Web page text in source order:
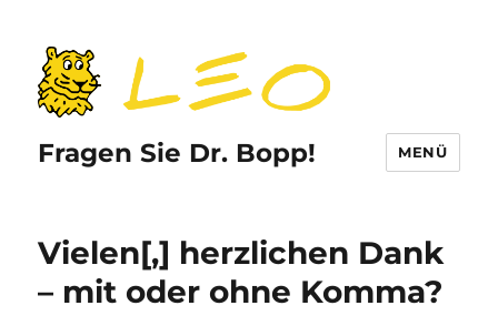
Fragen Sie Dr. Bopp! MENÜ
Vielen[,] herzlichen Dank
– mit oder ohne Komma?